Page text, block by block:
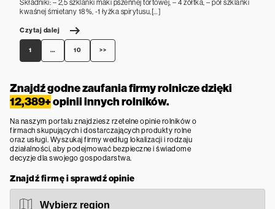
Składniki: – 2,5 szklanki maki pszennej tortowej, – 4 żółtka, – pół szklanki
kwaśnej śmietany 18%, -1 łyżka spirytusu,[…]
Czytaj dalej
1 … 10 >>
Znajdź godne zaufania firmy rolnicze dzięki
12,389+opinii innych rolników.
Na naszym portalu znajdziesz rzetelne opinie rolników o
firmach skupujących i dostarczających produkty rolne
oraz usługi. Wyszukaj firmy według lokalizacji i rodzaju
działalności, aby podejmować bezpieczne i świadome
decyzje dla swojego gospodarstwa.
Znajdź firmę i sprawdź opinie